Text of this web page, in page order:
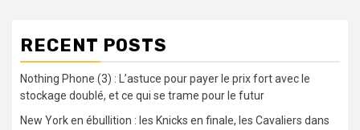
RECENT POSTS
Nothing Phone (3) : L’astuce pour payer le prix fort avec le
stockage doublé, et ce qui se trame pour le futur
New York en ébullition : les Knicks en finale, les Cavaliers dans